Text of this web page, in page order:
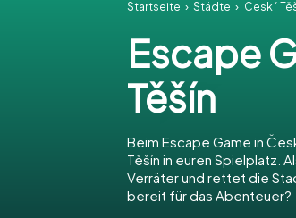
Startseite Städte Český
Escape
Těšín
Beim Escape Game in
Těšín in euren Spielplatz.
Verräter und rettet die
bereit für das Abenteuer?